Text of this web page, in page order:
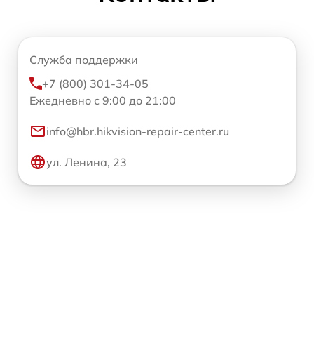
Служба поддержки
+7 (800) 301-34-05
Ежедневно с 9:00 до 21:00
info@hbr.hikvision-repair-center.ru
ул. Ленина, 23